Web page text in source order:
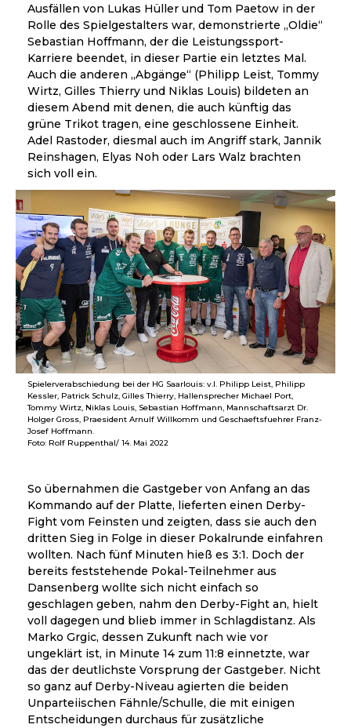
Ausfällen von Lukas Hüller und Tom Paetow in der
Rolle des Spielgestalters war, demonstrierte „Oldie“
Sebastian Hoffmann, der die Leistungssport-
Karriere beendet, in dieser Partie ein letztes Mal.
Auch die anderen „Abgänge“ (Philipp Leist, Tommy
Wirtz, Gilles Thierry und Niklas Louis) bildeten an
diesem Abend mit denen, die auch künftig das
grüne Trikot tragen, eine geschlossene Einheit.
Adel Rastoder, diesmal auch im Angriff stark, Jannik
Reinshagen, Elyas Noh oder Lars Walz brachten
sich voll ein.
Spielerverabschiedung bei der HG Saarlouis: v.l. Philipp Leist, Philipp
Kessler, Patrick Schulz, Gilles Thierry, Hallensprecher Michael Port,
Tommy Wirtz, Niklas Louis, Sebastian Hoffmann, Mannschaftsarzt Dr.
Holger Gross, Praesident Arnulf Willkomm und Geschaeftsfuehrer Franz-
Josef Hoffmann.
Foto: Rolf Ruppenthal/ 14. Mai 2022
So übernahmen die Gastgeber von Anfang an das
Kommando auf der Platte, lieferten einen Derby-
Fight vom Feinsten und zeigten, dass sie auch den
dritten Sieg in Folge in dieser Pokalrunde einfahren
wollten. Nach fünf Minuten hieß es 3:1. Doch der
bereits feststehende Pokal-Teilnehmer aus
Dansenberg wollte sich nicht einfach so
geschlagen geben, nahm den Derby-Fight an, hielt
voll dagegen und blieb immer in Schlagdistanz. Als
Marko Grgic, dessen Zukunft nach wie vor
ungeklärt ist, in Minute 14 zum 11:8 einnetzte, war
das der deutlichste Vorsprung der Gastgeber. Nicht
so ganz auf Derby-Niveau agierten die beiden
Unparteiischen Fähnle/Schulle, die mit einigen
Entscheidungen durchaus für zusätzliche